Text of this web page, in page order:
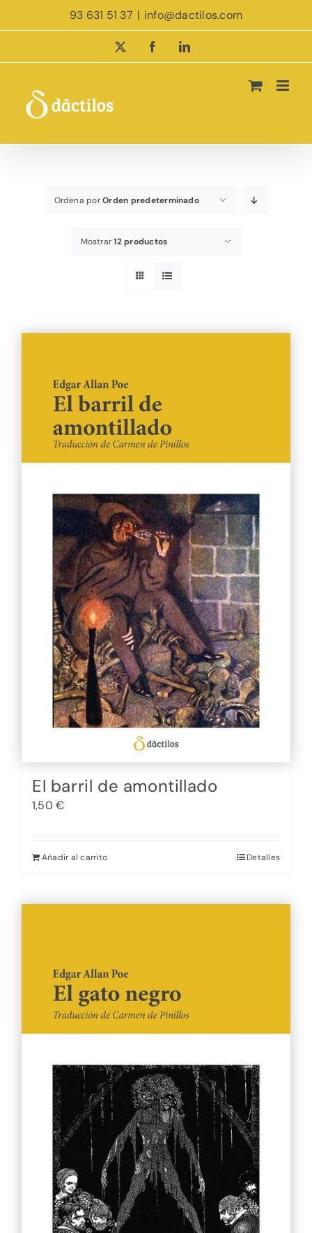
al
93 631 51 37 | info@dactilos.com
X FacebookLinkedIn
Ordena porOrden predeterminado
Mostrar12 productos
El barril de amontillado
1,50€
Añadir al carrito Detalles